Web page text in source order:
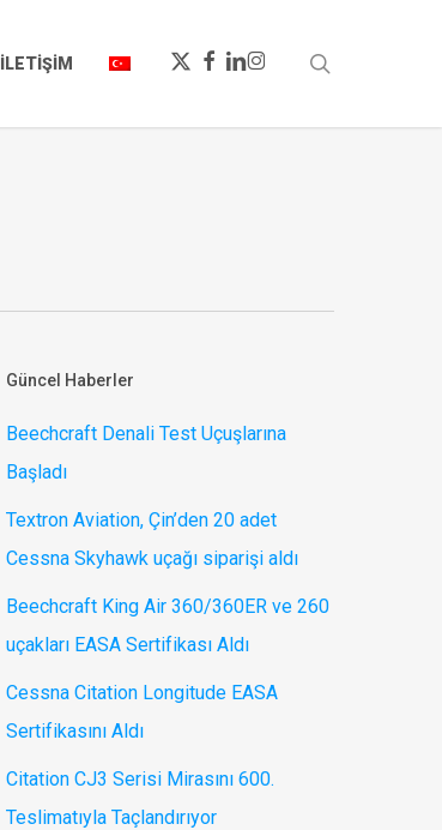
İLETIŞIM
X-
TWITTER
FACEBOOK
LINKEDIN
INSTAGRAM
Güncel Haberler
Beechcraft Denali Test Uçuşlarına
Başladı
Textron Aviation, Çin’den 20 adet
Cessna Skyhawk uçağı siparişi aldı
Beechcraft King Air 360/360ER ve 260
uçakları EASA Sertifikası Aldı
Cessna Citation Longitude EASA
Sertifikasını Aldı
Citation CJ3 Serisi Mirasını 600.
Teslimatıyla Taçlandırıyor